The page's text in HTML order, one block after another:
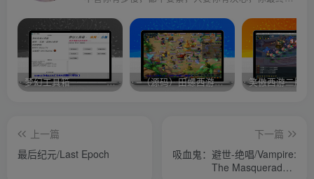
梦幻工具箱————-免费 –（源码）田螺西游9.0 假人摆摊18门派飞升渡劫化圣助战最新BB谛听…. 笑傲西游二版-
上一篇
最后纪元/Last Epoch
下一篇
吸血鬼：避世-绝唱/Vampire:
The Masquerade –